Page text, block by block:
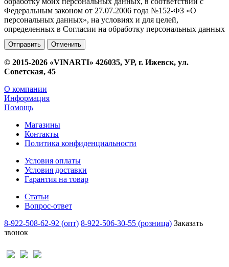
Федеральным законом от 27.07.2006 года №152-ФЗ «О
персональных данных», на условиях и для целей,
определенных в Согласии на обработку персональных данных
Отменить
© 2015-2026 «VINARTI» 426035, УР, г. Ижевск, ул.
Советская, 45
О компании
Информация
Помощь
Магазины
Контакты
Политика конфиденциальности
Условия оплаты
Условия доставки
Гарантия на товар
Статьи
Вопрос-ответ
8-922-508-62-92 (опт) 8-922-506-30-55 (розница) Заказать
звонок